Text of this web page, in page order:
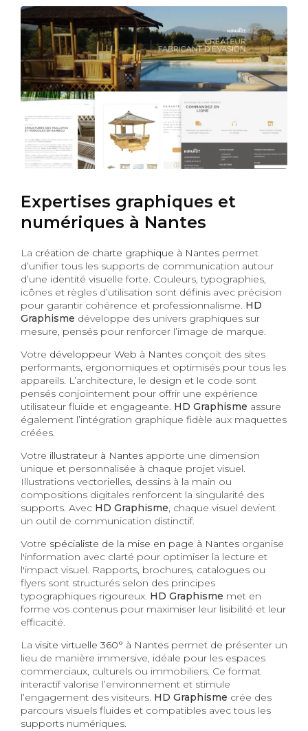
Expertises graphiques et
numériques à Nantes
La création de charte graphique à Nantes permet
d’unifier tous les supports de communication autour
d’une identité visuelle forte. Couleurs, typographies,
icônes et règles d’utilisation sont définis avec précision
pour garantir cohérence et professionnalisme. HD
Graphisme développe des univers graphiques sur
mesure, pensés pour renforcer l’image de marque.
Votre développeur Web à Nantes conçoit des sites
performants, ergonomiques et optimisés pour tous les
appareils. L’architecture, le design et le code sont
pensés conjointement pour offrir une expérience
utilisateur fluide et engageante. HD Graphisme assure
également l’intégration graphique fidèle aux maquettes
créées.
Votre illustrateur à Nantes apporte une dimension
unique et personnalisée à chaque projet visuel.
Illustrations vectorielles, dessins à la main ou
compositions digitales renforcent la singularité des
supports. Avec HD Graphisme, chaque visuel devient
un outil de communication distinctif.
Votre spécialiste de la mise en page à Nantes organise
l'information avec clarté pour optimiser la lecture et
l'impact visuel. Rapports, brochures, catalogues ou
flyers sont structurés selon des principes
typographiques rigoureux. HD Graphisme met en
forme vos contenus pour maximiser leur lisibilité et leur
efficacité.
La visite virtuelle 360° à Nantes permet de présenter un
lieu de manière immersive, idéale pour les espaces
commerciaux, culturels ou immobiliers. Ce format
interactif valorise l’environnement et stimule
l’engagement des visiteurs. HD Graphisme crée des
parcours visuels fluides et compatibles avec tous les
supports numériques.